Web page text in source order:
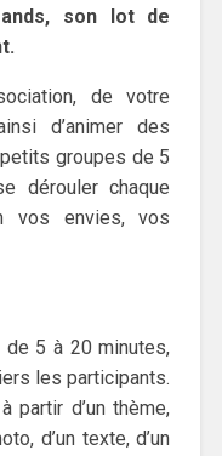
son lot de
de votre
d’animer des
groupes de 5
dérouler chaque
vos envies, vos
de 5 à 20 minutes,
les participants.
partir d’un thème,
d’un texte, d’un